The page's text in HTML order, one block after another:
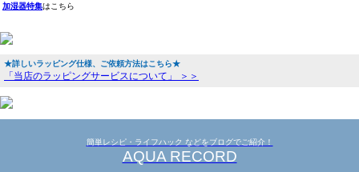
加湿器特集はこちら
★詳しいラッピング仕様、ご依頼方法はこちら★
「当店のラッピングサービスについて」 ＞＞
簡単レシピ・ライフハック などをブログでご紹介！
AQUA RECORD